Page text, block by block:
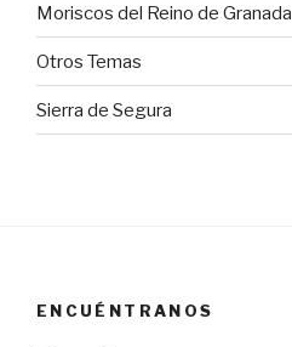
Moriscos del Reino de Granada
Otros Temas
Sierra de Segura
ENCUÉNTRANOS